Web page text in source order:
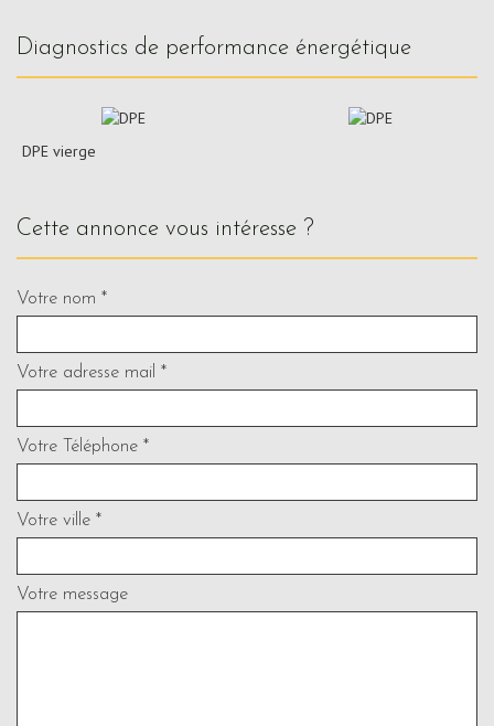
diagnostics de performance énergétique
DPE vierge
cette annonce vous intéresse ?
Votre nom *
Votre adresse mail *
Votre Téléphone *
Votre ville *
Votre message